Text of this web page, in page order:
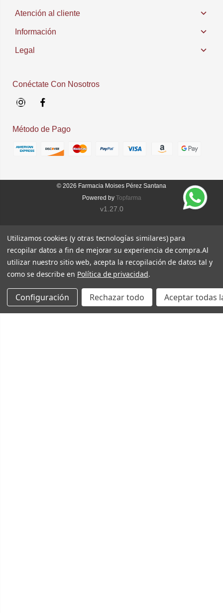
Atención al cliente
Información
Legal
Conéctate Con Nosotros
InstagramFacebook
Método de Pago
© 2026 Farmacia Moises Pérez Santana
Powered by Topfarma
v1.27.0
Utilizamos cookies (y otras tecnologías similares) para
recopilar datos a fin de mejorar su experiencia de compra.Al
utilizar nuestro sitio web, acepta la recopilación de datos tal y
como se describe en Política de privacidad.
Configuración Rechazar todo Aceptar todas